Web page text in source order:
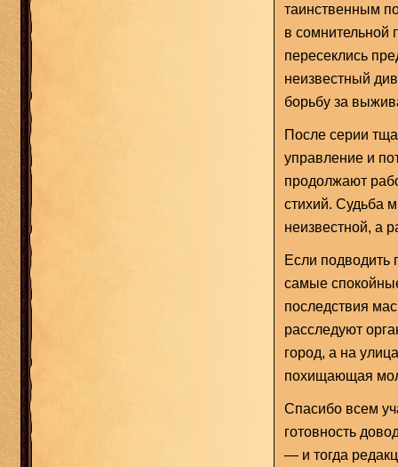
таинственным
в сомнительной
пересеклись
неизвестный
борьбу за
После серии
управление и
продолжают
стихий. Судьба
неизвестной, а
Если подводить
самые
последствия
расследуют
город, а на
похищающая
Спасибо всем
готовность
— и тогда